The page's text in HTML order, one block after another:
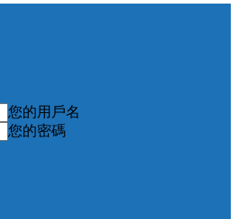
您的用戶名
您的密碼